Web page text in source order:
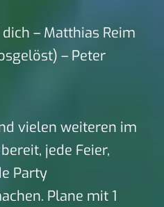
– Matthias Reim
– Peter
vielen weiteren im
jede Feier,
Party
Plane mit 1